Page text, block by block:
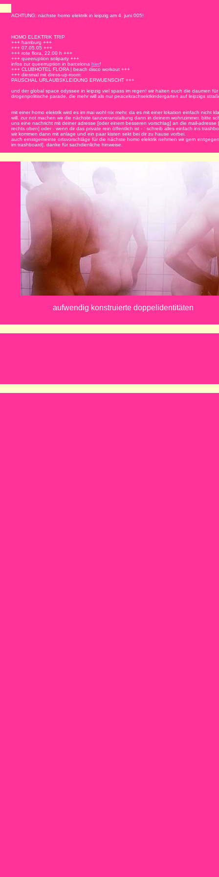
ACHTUNG: nächste homo elektrik in leipzig am 4. juni 005!
HOMO ELEKTRIK TRIP
+++ hamburg +++
+++ 07.05.05 +++
+++ rote flora, 22.00 h +++
+++ queeruption soliparty +++
infos zur queerruption in barcelona hier!
+++ CLUBHOTEL FLORA | beach disco workout +++
+++ diesmal mit dress-up-room:
PAUSCHAL URLAUBSKLEIDUNG ERWUENSCHT +++
und der global space odyssee in leipzig viel spass im regen! wir halten euch die daumen
drogenpolitische parade, die mehr will als nur peacekrachsektkindergarten auf leipzigs
mit einer homo elektrik wird es im mai wohl nix mehr, da es mit einer lokation einfach nicht
will. zur not machen wir die nächste tanzveranstaltung dann in deinem wohnzimmer. bitte
uns eine nachricht mit deiner adresse [oder einem besseren vorschlag] an die mail-adresse
rechts oben] oder - wenn dir das private rein öffentlich ist - : schreib alles einfach ins
wir kommen dann mit anlage und ein paar kisten sekt bei dir zu hause vorbei.
auch ernstgemeinte ortsvorschläge für die nächste homo elektrik nehmen wir gern
im trashboard]. danke für sachdienliche hinweise.
aufwendig konstruierte doppelidentitäten